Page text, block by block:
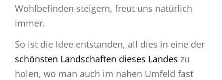
Wohlbefinden steigern, freut uns natürlich
immer.
So ist die Idee entstanden, all dies in eine der
schönsten Landschaften dieses Landes zu
holen, wo man auch im nahen Umfeld fast